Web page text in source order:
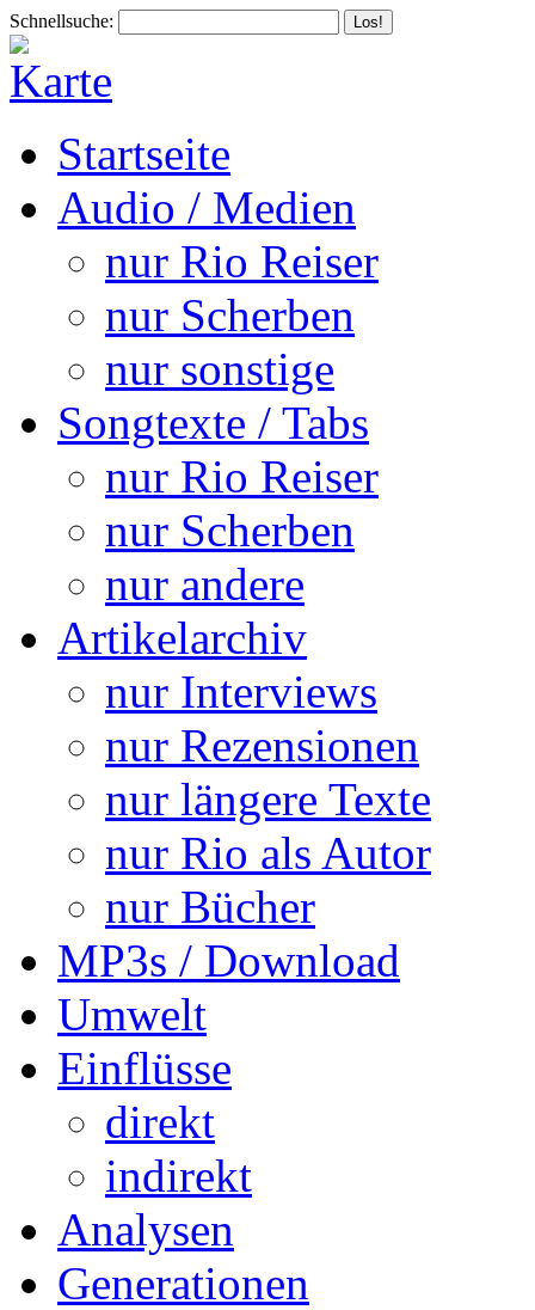
Schnellsuche:
Startseite
Audio / Medien
nur Rio Reiser
nur Scherben
nur sonstige
Songtexte / Tabs
nur Rio Reiser
nur Scherben
nur andere
Artikelarchiv
nur Interviews
nur Rezensionen
nur längere Texte
nur Rio als Autor
nur Bücher
MP3s / Download
Umwelt
Einflüsse
direkt
indirekt
Analysen
Generationen